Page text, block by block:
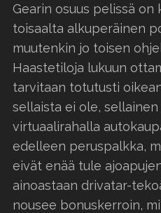
Gearin osuus pelissä on
toisaalta alkuperäinen
muutenkin jo toisen
Haastetiloja lukuun
tarvitaan totutusti
sellaista ei ole,
virtuaalirahalla
edelleen peruspalkka,
eivät enää tule
ainoastaan drivatar-
nousee bonuskerroin,